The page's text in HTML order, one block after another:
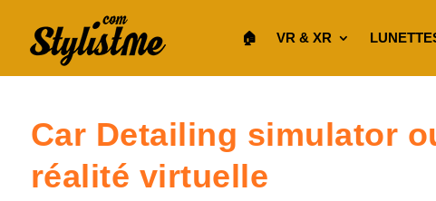
🏠︎ VR & XR
Car Detailing simulator
réalité virtuelle